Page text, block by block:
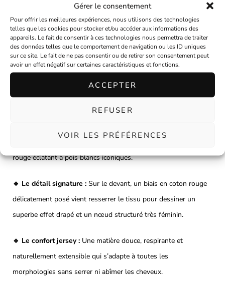
Gérer le consentement
Pour offrir les meilleures expériences, nous utilisons des technologies
telles que les cookies pour stocker et/ou accéder aux informations des
appareils. Le fait de consentir à ces technologies nous permettra de traiter
des données telles que le comportement de navigation ou les ID uniques
sur ce site. Le fait de ne pas consentir ou de retirer son consentement peut
avoir un effet négatif sur certaines caractéristiques et fonctions.
ACCEPTER
REFUSER
VOIR LES PRÉFÉRENCES
pièce maîtresse idéale.
Un jeu de matières et de
textures unique
Chaque détail de ce bonnet a été pensé pour créer un contraste
graphique saisissant et élégant :
rouge éclatant à pois blancs iconiques.
🔹 Le détail signature : Sur le devant, un biais en coton rouge
délicatement posé vient resserrer le tissu pour dessiner un
superbe effet drapé et un nœud structuré très féminin.
🔹 Le confort jersey : Une matière douce, respirante et
naturellement extensible qui s’adapte à toutes les
morphologies sans serrer ni abîmer les cheveux.